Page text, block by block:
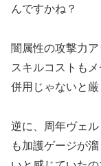
んですかね？
闇属性の攻撃力
スキルコストも
併用じゃないと
逆に、周年ヴェ
も加護ゲージが